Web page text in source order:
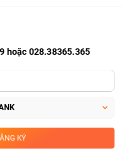
hoặc 028.38365.365
KÝ